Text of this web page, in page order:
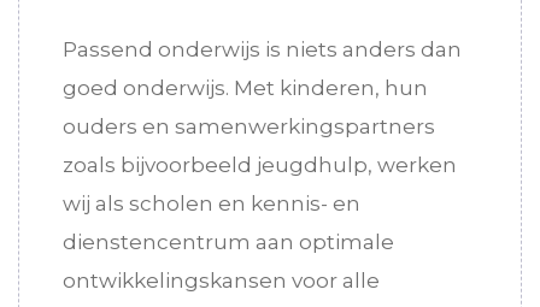
Passend onderwijs is niets anders dan
goed onderwijs. Met kinderen, hun
ouders en samenwerkingspartners
zoals bijvoorbeeld jeugdhulp, werken
wij als scholen en kennis- en
dienstencentrum aan optimale
ontwikkelingskansen voor alle